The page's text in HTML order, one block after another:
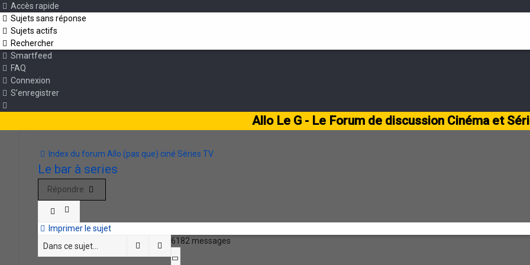
Accès rapide
Sujets sans réponse
Sujets actifs
Rechercher
Smartfeed
FAQ
Connexion
S’enregistrer
Allo Le G - Le Forum de discussion Cinéma et
Index du forum Allo (pas que) ciné Séries TV
Le bar à series
Répondre
Imprimer le sujet
RechercherRecherche avancée
6182 messages
Page